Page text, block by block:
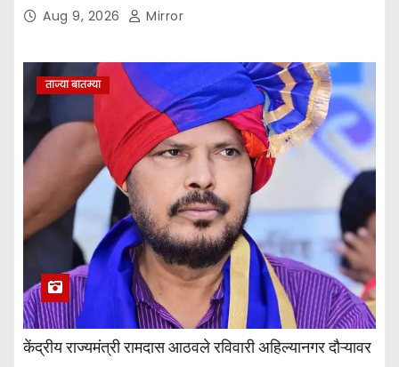
Aug 9, 2026 Mirror
ताज्या बातम्या
केंद्रीय राज्यमंत्री रामदास आठवले रविवारी अहिल्यानगर दौऱ्यावर